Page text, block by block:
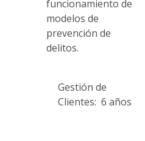
funcionamiento de
modelos de
prevención de
delitos.
Gestión de
Clientes: 6 años